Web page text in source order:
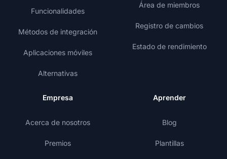
Funcionalidades
Métodos de integración
Aplicaciones móviles
Alternativas
Área de miembros
Registro de cambios
Estado de rendimiento
Empresa
Acerca de nosotros
Premios
Aprender
Blog
Plantillas